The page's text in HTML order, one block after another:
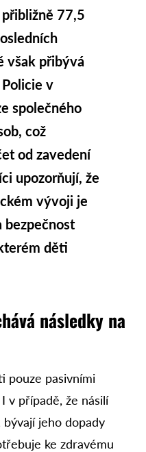
77,5
však přibývá
v
společného
což
od zavedení
upozorňují, že
vývoji je
bezpečnost
děti
následky na
pouze pasivními
v případě, že násilí
jeho dopady
ke zdravému